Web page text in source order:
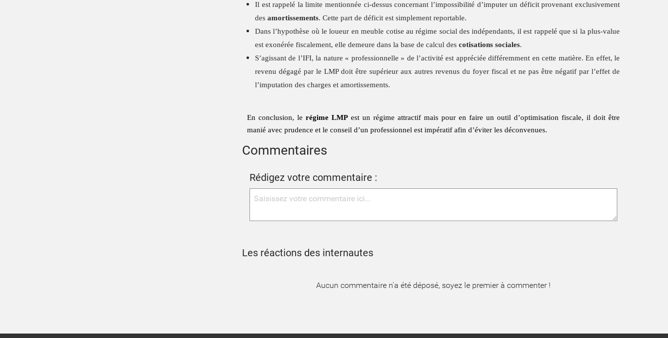
Il est rappelé la limite mentionnée ci-dessus concernant l’impossibilité d’imputer un déficit provenant exclusivement
des amortissements. Cette part de déficit est simplement reportable.
Dans l’hypothèse où le loueur en meuble cotise au régime social des indépendants, il est rappelé que si la plus-value
est exonérée fiscalement, elle demeure dans la base de calcul des cotisations sociales.
S’agissant de l’IFI, la nature « professionnelle » de l’activité est appréciée différemment en cette matière. En effet, le
revenu dégagé par le LMP doit être supérieur aux autres revenus du foyer fiscal et ne pas être négatif par l’effet de
l’imputation des charges et amortissements.
En conclusion, le régime LMPest un régime attractif mais pour en faire un outil d’optimisation fiscale, il doit être
manié avec prudence et le conseil d’un professionnel est impératif afin d’éviter les déconvenues.
Commentaires
Rédigez votre commentaire :
Les réactions des internautes
Aucun commentaire n'a été déposé, soyez le premier à commenter !